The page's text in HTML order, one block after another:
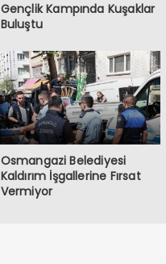
Gençlik Kampında Kuşaklar
Buluştu
Osmangazi Belediyesi
Kaldırım İşgallerine Fırsat
Vermiyor